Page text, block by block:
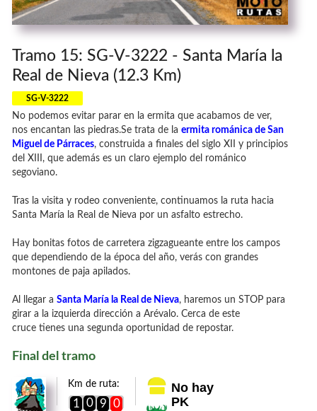
Tramo 15: SG-V-3222 - Santa María la
Real de Nieva (12.3 Km)
SG-V-3222
No podemos evitar parar en la ermita que acabamos de ver,
nos encantan las piedras.Se trata de la ermita románica de San
Miguel de Párraces, construida a finales del siglo XII y principios
del XIII, que además es un claro ejemplo del románico
segoviano.
Tras la visita y rodeo conveniente, continuamos la ruta hacia
Santa María la Real de Nieva por un asfalto estrecho.
Hay bonitas fotos de carretera zigzagueante entre los campos
que dependiendo de la época del año, verás con grandes
montones de paja apilados.
Al llegar a Santa María la Real de Nieva, haremos un STOP para
girar a la izquierda dirección a Arévalo. Cerca de este
cruce tienes una segunda oportunidad de repostar.
Final del tramo
Km de ruta:
1 0 9 0
No hay
PK